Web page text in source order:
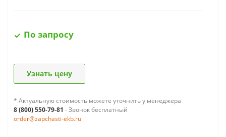
По запросу
Узнать цену
* Актуальную стоимость можете уточнить у менеджера
8 (800) 550-79-81 - Звонок бесплатный
order@zapchasti-ekb.ru